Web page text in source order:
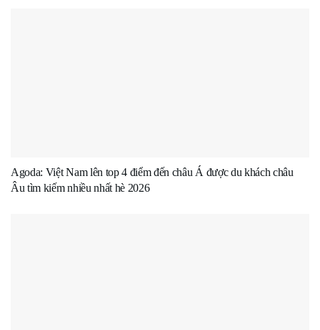
Agoda: Việt Nam lên top 4 điểm đến châu Á được du khách châu
Âu tìm kiếm nhiều nhất hè 2026